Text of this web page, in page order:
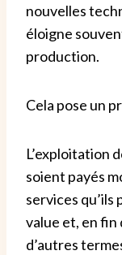
nouvelles
éloigne
production.
Cela pose un
L’exploitation
soient payés
services qu’ils
value et, en fin
d’autres